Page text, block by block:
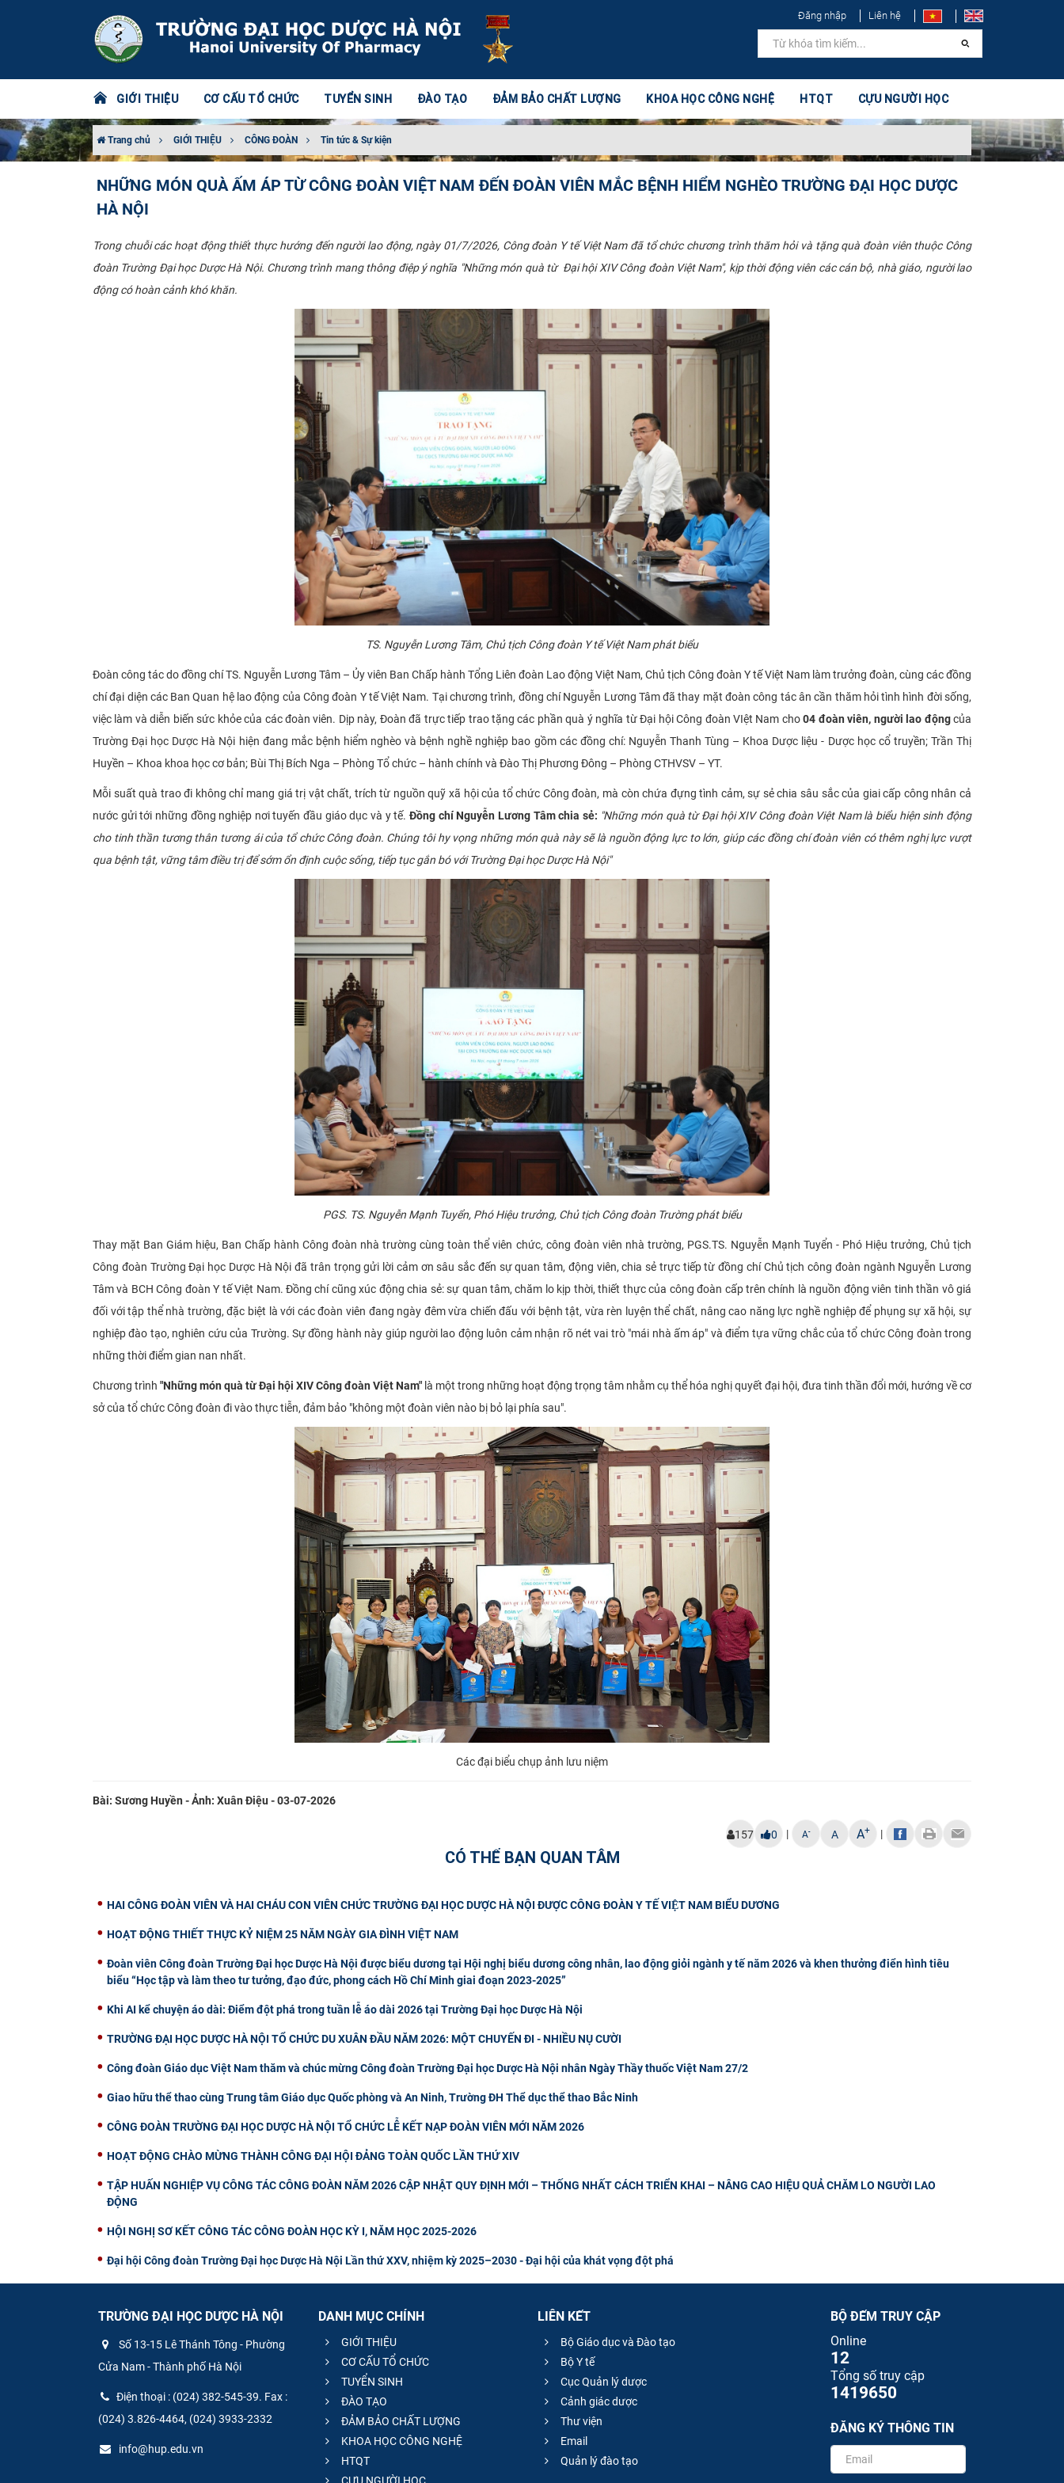
Đăng nhập Liên hệ
GIỚI THIỆU CƠ CẤU TỔ CHỨC TUYỂN SINH ĐÀO TẠO ĐẢM BẢO CHẤT LƯỢNG KHOA HỌC CÔNG NGHỆ HTQT CỰU NGƯỜI HỌC
Trang chủ GIỚI THIỆU CÔNG ĐOÀN Tin tức & Sự kiện
NHỮNG MÓN QUÀ ẤM ÁP TỪ CÔNG ĐOÀN VIỆT NAM ĐẾN ĐOÀN VIÊN MẮC BỆNH HIỂM NGHÈO TRƯỜNG ĐẠI HỌC DƯỢC
HÀ NỘI
Trong chuỗi các hoạt động thiết thực hướng đến người lao động, ngày 01/7/2026, Công đoàn Y tế Việt Nam đã tổ chức chương trình thăm hỏi và tặng quà đoàn viên thuộc Công
đoàn Trường Đại học Dược Hà Nội. Chương trình mang thông điệp ý nghĩa "Những món quà từ Đại hội XIV Công đoàn Việt Nam", kịp thời động viên các cán bộ, nhà giáo, người lao
động có hoàn cảnh khó khăn.
TS. Nguyễn Lương Tâm, Chủ tịch Công đoàn Y tế Việt Nam phát biểu
Đoàn công tác do đồng chí TS. Nguyễn Lương Tâm – Ủy viên Ban Chấp hành Tổng Liên đoàn Lao động Việt Nam, Chủ tịch Công đoàn Y tế Việt Nam làm trưởng đoàn, cùng các đồng
chí đại diện các Ban Quan hệ lao động của Công đoàn Y tế Việt Nam. Tại chương trình, đồng chí Nguyễn Lương Tâm đã thay mặt đoàn công tác ân cần thăm hỏi tình hình đời sống,
việc làm và diễn biến sức khỏe của các đoàn viên. Dịp này, Đoàn đã trực tiếp trao tặng các phần quà ý nghĩa từ Đại hội Công đoàn VIệt Nam cho04 đoàn viên, người lao độngcủa
Trường Đại học Dược Hà Nội hiện đang mắc bệnh hiểm nghèo và bệnh nghề nghiệp bao gồm các đồng chí: Nguyễn Thanh Tùng – Khoa Dược liệu - Dược học cổ truyền; Trần Thị
Huyền – Khoa khoa học cơ bản; Bùi Thị Bích Nga – Phòng Tổ chức – hành chính và Đào Thị Phương Đông – Phòng CTHVSV – YT.
Mỗi suất quà trao đi không chỉ mang giá trị vật chất, trích từ nguồn quỹ xã hội của tổ chức Công đoàn, mà còn chứa đựng tình cảm, sự sẻ chia sâu sắc của giai cấp công nhân cả
nước gửi tới những đồng nghiệp nơi tuyến đầu giáo dục và y tế.Đồng chí Nguyễn Lương Tâm chia sẻ: "Những món quà từ Đại hội XIV Công đoàn Việt Nam là biểu hiện sinh động
cho tinh thần tương thân tương ái của tổ chức Công đoàn. Chúng tôi hy vọng những món quà này sẽ là nguồn động lực to lớn, giúp các đồng chí đoàn viên có thêm nghị lực vượt
qua bệnh tật, vững tâm điều trị để sớm ổn định cuộc sống, tiếp tục gắn bó với Trường Đại học Dược Hà Nội"
PGS. TS. Nguyễn Mạnh Tuyển, Phó Hiệu trưởng, Chủ tịch Công đoàn Trường phát biểu
Thay mặt Ban Giám hiệu, Ban Chấp hành Công đoàn nhà trường cùng toàn thể viên chức, công đoàn viên nhà trường, PGS.TS. Nguyễn Mạnh Tuyển - Phó Hiệu trưởng, Chủ tịch
Công đoàn Trường Đại học Dược Hà Nội đã trân trọng gửi lời cảm ơn sâu sắc đến sự quan tâm, động viên, chia sẻ trực tiếp từ đồng chí Chủ tịch công đoàn ngành Nguyễn Lương
Tâm và BCH Công đoàn Y tế Việt Nam. Đồng chí cũng xúc động chia sẻ: sự quan tâm, chăm lo kịp thời, thiết thực của công đoàn cấp trên chính là nguồn động viên tinh thần vô giá
đối với tập thể nhà trường, đặc biệt là với các đoàn viên đang ngày đêm vừa chiến đấu với bệnh tật, vừa rèn luyện thể chất, nâng cao năng lực nghề nghiệp để phụng sự xã hội, sự
nghiệp đào tạo, nghiên cứu của Trường. Sự đồng hành này giúp người lao động luôn cảm nhận rõ nét vai trò "mái nhà ấm áp" và điểm tựa vững chắc của tổ chức Công đoàn trong
những thời điểm gian nan nhất.
Chương trình "Những món quà từ Đại hội XIV Công đoàn Việt Nam" là một trong những hoạt động trọng tâm nhằm cụ thể hóa nghị quyết đại hội, đưa tinh thần đổi mới, hướng về cơ
sở của tổ chức Công đoàn đi vào thực tiễn, đảm bảo "không một đoàn viên nào bị bỏ lại phía sau".
Các đại biểu chụp ảnh lưu niệm
Bài: Sương Huyền - Ảnh: Xuân Điệu - 03-07-2026
157 0 | A- A A+ |
CÓ THỂ BẠN QUAN TÂM
HAI CÔNG ĐOÀN VIÊN VÀ HAI CHÁU CON VIÊN CHỨC TRƯỜNG ĐẠI HỌC DƯỢC HÀ NỘI ĐƯỢC CÔNG ĐOÀN Y TẾ VIỆT NAM BIỂU DƯƠNG
HOẠT ĐỘNG THIẾT THỰC KỶ NIỆM 25 NĂM NGÀY GIA ĐÌNH VIỆT NAM
Đoàn viên Công đoàn Trường Đại học Dược Hà Nội được biểu dương tại Hội nghị biểu dương công nhân, lao động giỏi ngành y tế năm 2026 và khen thưởng điển hình tiêu
biểu “Học tập và làm theo tư tưởng, đạo đức, phong cách Hồ Chí Minh giai đoạn 2023-2025”
Khi AI kể chuyện áo dài: Điểm đột phá trong tuần lễ áo dài 2026 tại Trường Đại học Dược Hà Nội
TRƯỜNG ĐẠI HỌC DƯỢC HÀ NỘI TỔ CHỨC DU XUÂN ĐẦU NĂM 2026: MỘT CHUYẾN ĐI - NHIỀU NỤ CƯỜI
Công đoàn Giáo dục Việt Nam thăm và chúc mừng Công đoàn Trường Đại học Dược Hà Nội nhân Ngày Thầy thuốc Việt Nam 27/2
Giao hữu thể thao cùng Trung tâm Giáo dục Quốc phòng và An Ninh, Trường ĐH Thể dục thể thao Bắc Ninh
CÔNG ĐOÀN TRƯỜNG ĐẠI HỌC DƯỢC HÀ NỘI TỔ CHỨC LỄ KẾT NẠP ĐOÀN VIÊN MỚI NĂM 2026
HOẠT ĐỘNG CHÀO MỪNG THÀNH CÔNG ĐẠI HỘI ĐẢNG TOÀN QUỐC LẦN THỨ XIV
TẬP HUẤN NGHIỆP VỤ CÔNG TÁC CÔNG ĐOÀN NĂM 2026 CẬP NHẬT QUY ĐỊNH MỚI – THỐNG NHẤT CÁCH TRIỂN KHAI – NÂNG CAO HIỆU QUẢ CHĂM LO NGƯỜI LAO
ĐỘNG
HỘI NGHỊ SƠ KẾT CÔNG TÁC CÔNG ĐOÀN HỌC KỲ I, NĂM HỌC 2025-2026
Đại hội Công đoàn Trường Đại học Dược Hà Nội Lần thứ XXV, nhiệm kỳ 2025–2030 - Đại hội của khát vọng đột phá
TRƯỜNG ĐẠI HỌC DƯỢC HÀ NỘI
Số 13-15 Lê Thánh Tông - Phường
Cửa Nam - Thành phố Hà Nội
Điện thoại : (024) 382-545-39. Fax :
(024) 3.826-4464, (024) 3933-2332
info@hup.edu.vn
DANH MỤC CHÍNH
GIỚI THIỆU
CƠ CẤU TỔ CHỨC
TUYỂN SINH
ĐÀO TẠO
ĐẢM BẢO CHẤT LƯỢNG
KHOA HỌC CÔNG NGHỆ
HTQT
LIÊN KẾT
Bộ Giáo dục và Đào tạo
Bộ Y tế
Cục Quản lý dược
Cảnh giác dược
Thư viện
Email
Quản lý đào tạo
BỘ ĐẾM TRUY CẬP
Online
12
Tổng số truy cập
1419650
ĐĂNG KÝ THÔNG TIN